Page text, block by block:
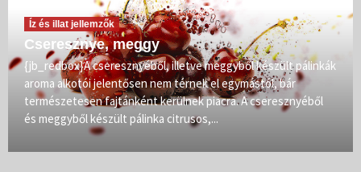
Íz és illat jellemzők
Cseresznye, meggy
{jb_redbox}A cseresznyéből, illetve meggyből készült pálinkák
aroma alkotói jelentősen nem térnek el egymástól, bár
természetesen fajtánként kerülnek piacra. A cseresznyéből
és meggyből készült pálinka citrusos,...